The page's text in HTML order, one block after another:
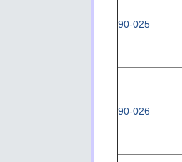
90-025
90-026